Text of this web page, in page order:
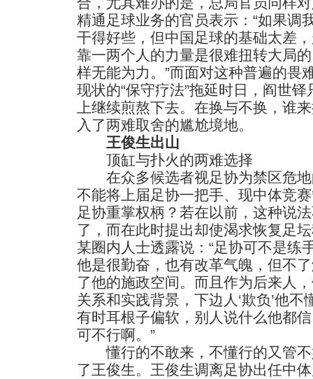
精通足球业务的官员表示：“如果调
干得好些，但中国足球的基础太差
靠一两个人的力量是很难扭转大局
样无能为力。”而面对这种普遍的畏
现状的“保守疗法”拖延时日，阎世
上继续煎熬下去。在换与不换，谁
入了两难取舍的尴尬境地。
王俊生出山
顶缸与扑火的两难选择
在众多候选者视足协为禁区危地
不能将上届足协一把手、现中体竞
足协重掌权柄？若在以前，这种说
了，而在此时提出却使渴求恢复足
某圈内人士透露说：“足协可不是练
他是很勤奋，也有改革气魄，但不
了他的施政空间。而且作为后来人
关系和实践背景，下边人‘欺负’他
有时耳根子偏软，别人说什么他都
可不行啊。”
懂行的不敢来，不懂行的又管不
了王俊生。王俊生调离足协出任中